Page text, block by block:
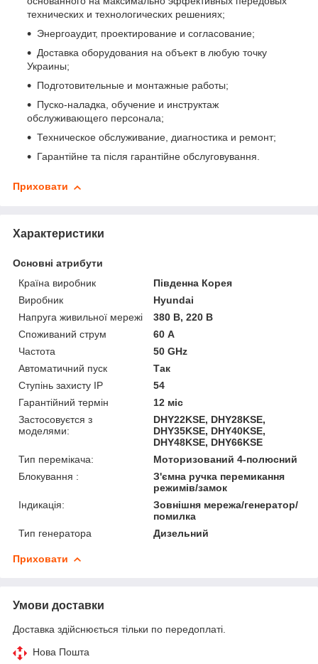
технических и технологических решениях;
Энергоаудит, проектирование и согласование;
Доставка оборудования на объект в любую точку
Украины;
Подготовительные и монтажные работы;
Пуско-наладка, обучение и инструктаж
обслуживающего персонала;
Техническое обслуживание, диагностика и ремонт;
Гарантійне та після гарантійне обслуговування.
Приховати
Характеристики
Основні атрибути
Країна виробник
Південна Корея
Виробник
Hyundai
Напруга живильної мережі
380 В, 220 В
Споживаний струм
60 А
Частота
50 GHz
Автоматичний пуск
Так
Ступінь захисту IP
54
Гарантійний термін
12 міс
Застосовуєтся з
моделями:
DHY22KSE, DHY28KSE,
DHY35KSE, DHY40KSE,
DHY48KSE, DHY66KSE
Тип перемікача:
Моторизований 4-полюсний
Блокування :
З'ємна ручка перемикання
режимів/замок
Індикація:
Зовнішня мережа/генератор/
помилка
Тип генератора
Дизельний
Приховати
Умови доставки
Доставка здійснюється тільки по передоплаті.
Нова Пошта